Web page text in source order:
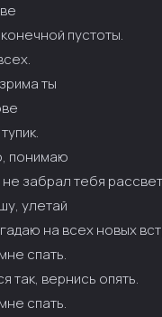
пустоты.
ты
понимаю
не забрал тебя
улетай
на всех новых
спать.
так, вернись опять.
спать.